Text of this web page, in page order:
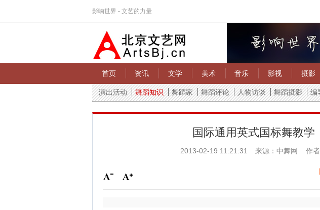
影响世界 - 文艺的力量
首页 资讯 文学 美术 音乐 影视 摄影
演出活动
舞蹈知识 舞蹈家 舞蹈评论 人物访谈 舞蹈摄影 编
国际通用英式国标舞教学
2013-02-19 11:21:31 来源：中舞网 作者